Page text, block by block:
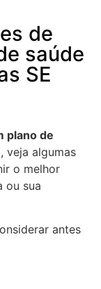
de
saúde
SE
plano de
veja algumas
o melhor
ou sua
antes